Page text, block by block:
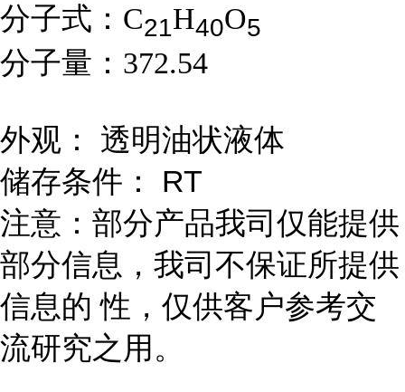
分子式： C21H40O5
分子量： 372.54
外观： 透明油状液体
储存条件： RT
注意：部分产品我司仅能提供
部分信息，我司不保证所提供
信息的 性，仅供客户参考交
流研究之用。